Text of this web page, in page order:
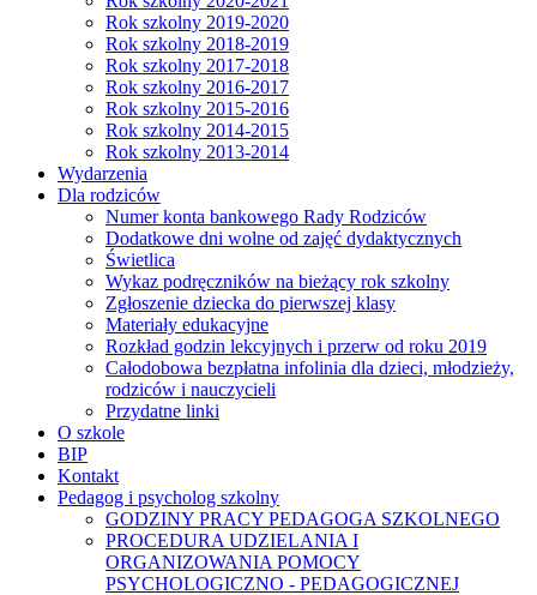
Rok szkolny 2019-2020
Rok szkolny 2018-2019
Rok szkolny 2017-2018
Rok szkolny 2016-2017
Rok szkolny 2015-2016
Rok szkolny 2014-2015
Rok szkolny 2013-2014
Wydarzenia
Dla rodziców
Numer konta bankowego Rady Rodziców
Dodatkowe dni wolne od zajęć dydaktycznych
Świetlica
Wykaz podręczników na bieżący rok szkolny
Zgłoszenie dziecka do pierwszej klasy
Materiały edukacyjne
Rozkład godzin lekcyjnych i przerw od roku 2019
Całodobowa bezpłatna infolinia dla dzieci, młodzieży,
rodziców i nauczycieli
Przydatne linki
O szkole
BIP
Kontakt
Pedagog i psycholog szkolny
GODZINY PRACY PEDAGOGA SZKOLNEGO
PROCEDURA UDZIELANIA I
ORGANIZOWANIA POMOCY
PSYCHOLOGICZNO - PEDAGOGICZNEJ